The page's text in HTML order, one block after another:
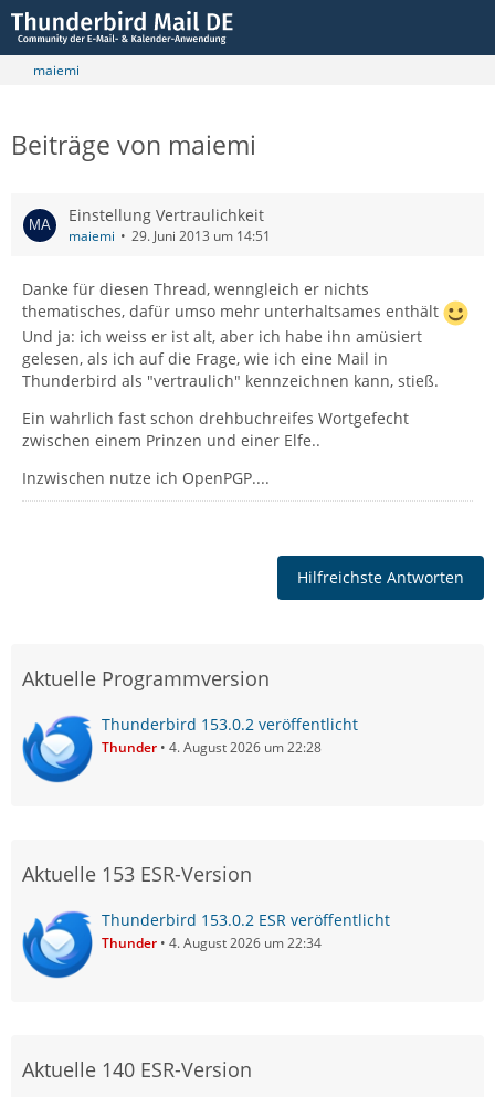
maiemi
Beiträge von maiemi
Einstellung Vertraulichkeit
maiemi 29. Juni 2013 um 14:51
Danke für diesen Thread, wenngleich er nichts
thematisches, dafür umso mehr unterhaltsames enthält
Und ja: ich weiss er ist alt, aber ich habe ihn amüsiert
gelesen, als ich auf die Frage, wie ich eine Mail in
Thunderbird als "vertraulich" kennzeichnen kann, stieß.
Ein wahrlich fast schon drehbuchreifes Wortgefecht
zwischen einem Prinzen und einer Elfe..
Inzwischen nutze ich OpenPGP....
Hilfreichste Antworten
Aktuelle Programmversion
Thunderbird 153.0.2 veröffentlicht
Thunder 4. August 2026 um 22:28
Aktuelle 153 ESR-Version
Thunderbird 153.0.2 ESR veröffentlicht
Thunder 4. August 2026 um 22:34
Aktuelle 140 ESR-Version